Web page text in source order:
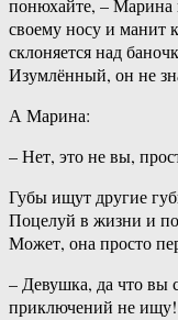
понюхайте, – Марина
своему носу и манит
склоняется над
Изумлённый, он не
А Марина:
– Нет, это не вы,
Губы ищут другие
Поцелуй в жизни и
Может, она просто
– Девушка, да что вы
приключений не ищу!